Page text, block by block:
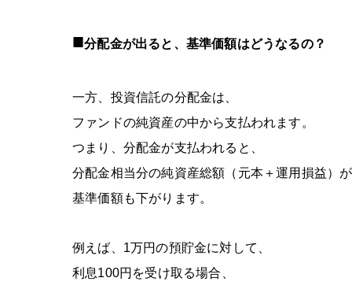
■分配金が出ると、基準価額はどうなるの？
一方、投資信託の分配金は、
ファンドの純資産の中から支払われます。
つまり、分配金が支払われると、
分配金相当分の純資産総額（元本＋運用損益）が
基準価額も下がります。
例えば、 1万円の預貯金に対して、
利息100円を受け取る場合、